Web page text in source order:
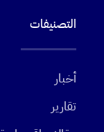
التصنيفات
أخبار
تقارير